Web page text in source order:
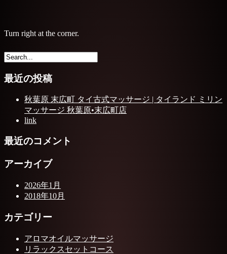
Turn right at the corner.
最近の投稿
秋葉原 末広町 タイ古式マッサージ | タイランド ミリン
マッサージ 秋葉原•末広町店
link
最近のコメント
アーカイブ
2026年1月
2018年10月
カテゴリー
アロマオイルマッサージ
リラックスセットコース